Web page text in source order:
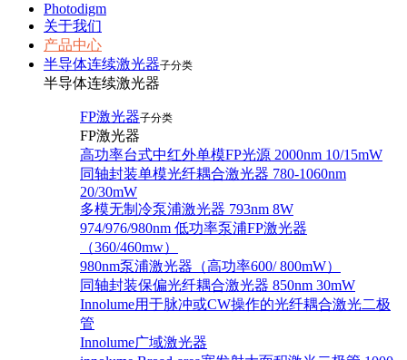
Photodigm
关于我们
产品中心
半导体连续激光器子分类
半导体连续激光器
FP激光器子分类
FP激光器
高功率台式中红外单模FP光源 2000nm 10/15mW
同轴封装单模光纤耦合激光器 780-1060nm
20/30mW
多模无制冷泵浦激光器 793nm 8W
974/976/980nm 低功率泵浦FP激光器
（360/460mw）
980nm泵浦激光器（高功率600/ 800mW）
同轴封装保偏光纤耦合激光器 850nm 30mW
Innolume用于脉冲或CW操作的光纤耦合激光二极
管
Innolume广域激光器